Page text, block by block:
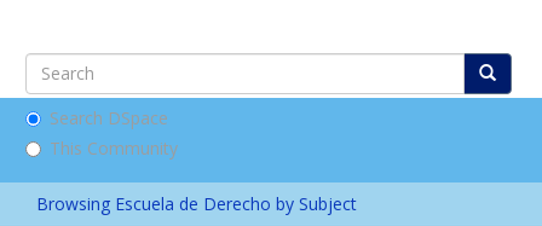
Search DSpace
This Community
Browsing Escuela de Derecho by Subject